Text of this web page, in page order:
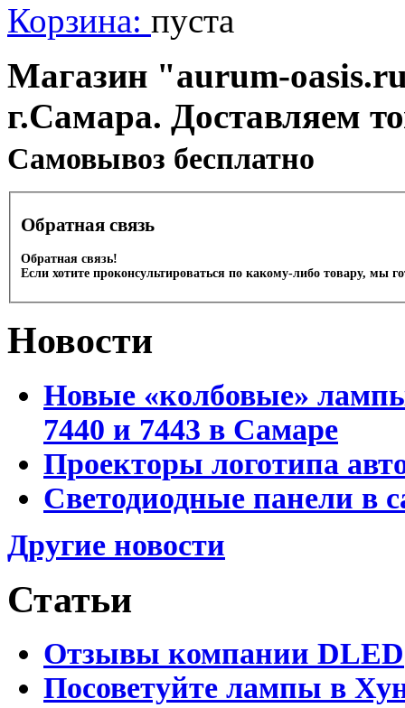
Корзина: пуста
Магазин "aurum-
г.Самара. Доставляем
Cамовывоз бесплатно
Обратная связь
Обратная связь!
Если хотите проконсультироваться по какому-либо товару, мы
Новости
Новые «колбовые»
7440 и 7443 в Самаре
Проекторы логотипа
Светодиодные панели в
Другие новости
Статьи
Отзывы компании DLED
Посоветуйте лампы в